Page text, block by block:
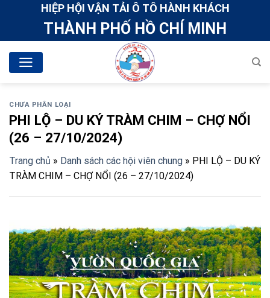
HIỆP HỘI VẬN TẢI Ô TÔ HÀNH KHÁCH
THÀNH PHỐ HỒ CHÍ MINH
CHƯA PHÂN LOẠI
PHI LỘ – DU KÝ TRÀM CHIM – CHỢ NỔI
(26 – 27/10/2024)
Trang chủ » Danh sách các hội viên chung » PHI LỘ – DU KÝ
TRÀM CHIM – CHỢ NỔI (26 – 27/10/2024)